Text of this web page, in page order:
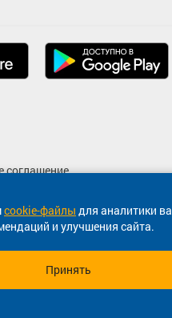
cookie-файлы для аналитики
и улучшения сайта.
Принять
соглашение
сообщения
Онлайн сервис